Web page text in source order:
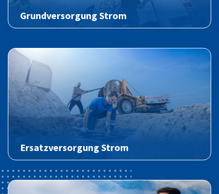
Grundversorgung Strom
Ersatzversorgung Strom